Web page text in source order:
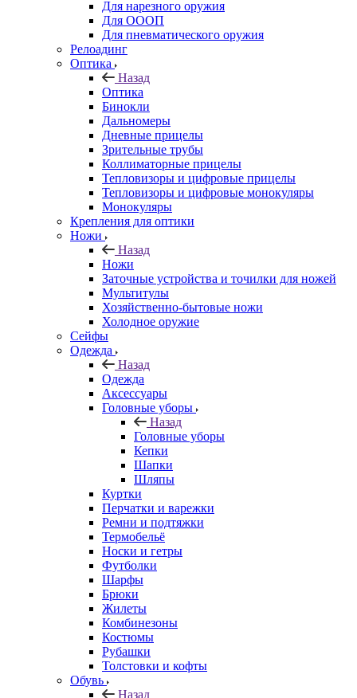
Для нарезного оружия
Для ОООП
Для пневматического оружия
Релоадинг
Оптика
Назад
Оптика
Бинокли
Дальномеры
Дневные прицелы
Зрительные трубы
Коллиматорные прицелы
Тепловизоры и цифровые прицелы
Тепловизоры и цифровые монокуляры
Монокуляры
Крепления для оптики
Ножи
Назад
Ножи
Заточные устройства и точилки для ножей
Мультитулы
Хозяйственно-бытовые ножи
Холодное оружие
Сейфы
Одежда
Назад
Одежда
Аксессуары
Головные уборы
Назад
Головные уборы
Кепки
Шапки
Шляпы
Куртки
Перчатки и варежки
Ремни и подтяжки
Термобельё
Носки и гетры
Футболки
Шарфы
Брюки
Жилеты
Комбинезоны
Костюмы
Рубашки
Толстовки и кофты
Обувь
Назад